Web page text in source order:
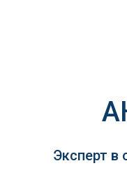
Эксперт в